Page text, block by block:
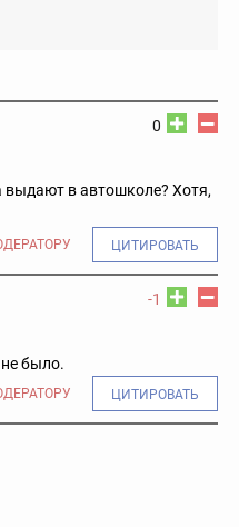
0
выдают в автошколе? Хотя,
ЦИТИРОВАТЬ
-1
было.
ЦИТИРОВАТЬ